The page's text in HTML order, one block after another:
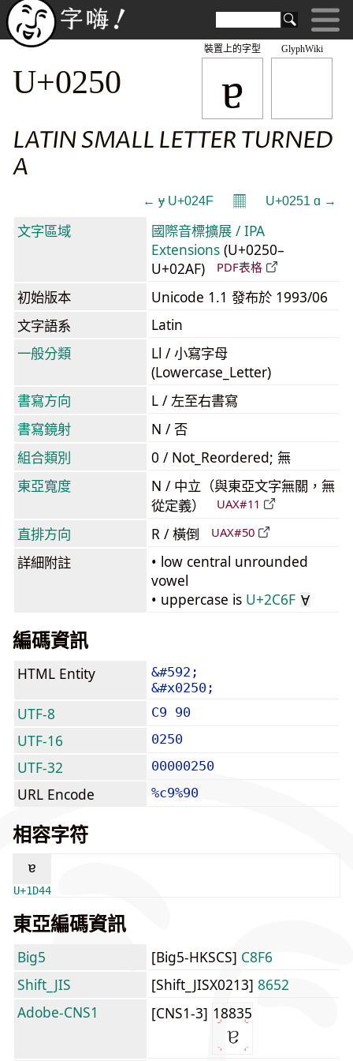
GlyphWiki
ɐ
裝置上的字型
U+0250
LATIN SMALL LETTER TURNED
A
← ɏ U+024F 𝄜 U+0251 ɑ →
文字區域
國際音標擴展 / IPA
Extensions (U+0250–
U+02AF)
PDF表格
初始版本
Unicode 1.1 發布於 1993/06
文字語系
Latin
一般分類
Ll / 小寫字母
(Lowercase_Letter)
書寫方向
L / 左至右書寫
書寫鏡射
N / 否
組合類別
0 / Not_Reordered; 無
東亞寬度
N / 中立（與東亞文字無關，無
從定義）
UAX#11
直排方向 R / 橫倒 UAX#50
詳細附註
• low central unrounded
vowel
• uppercase is U+2C6F Ɐ
編碼資訊
HTML Entity
&#592;
&#x0250;
UTF-8 C9 90
UTF-16 0250
UTF-32 00000250
URL Encode %c9%90
相容字符
ᵄ
U+1D44
東亞編碼資訊
Big5 [Big5-HKSCS] C8F6
Shift_JIS
[Shift_JISX0213] 8652
Adobe-CNS1
[CNS1-3] 18835